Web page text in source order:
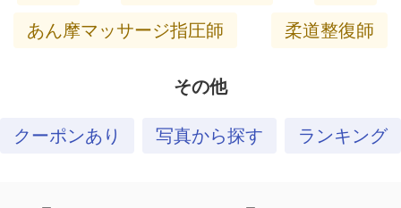
あん摩マッサージ指圧師
柔道整復師
その他
クーポンあり 写真から探す ランキング